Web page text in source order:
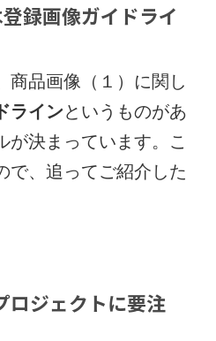
録画像ガイドライ
商品画像（１）に関し
ラインというものがあ
が決まっています。こ
で、追ってご紹介した
ロジェクトに要注